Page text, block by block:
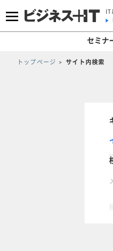
IT
セミナ
トップページ サイト内検索